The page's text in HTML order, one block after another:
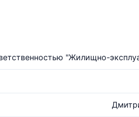
"Жилищно-